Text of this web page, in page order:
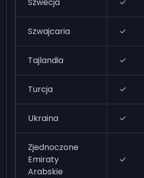
Szwajcaria ✓
Tajlandia ✓
Turcja ✓
Ukraina ✓
Zjednoczone
Emiraty
Arabskie
✓